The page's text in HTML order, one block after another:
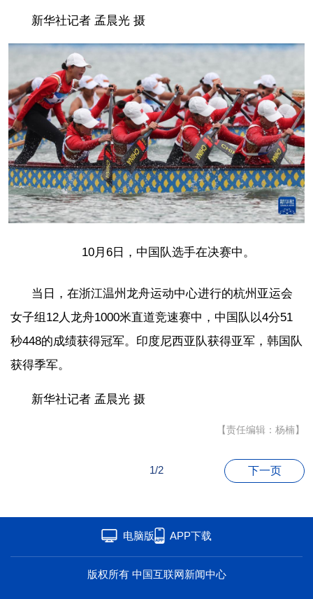
新华社记者 孟晨光 摄
10月6日，中国队选手在决赛中。
当日，在浙江温州龙舟运动中心进行的杭州亚运会
女子组12人龙舟1000米直道竞速赛中，中国队以4分51
秒448的成绩获得冠军。印度尼西亚队获得亚军，韩国队
获得季军。
新华社记者 孟晨光 摄
【责任编辑：杨楠】
1/2 下一页
电脑版 APP下载
版权所有 中国互联网新闻中心